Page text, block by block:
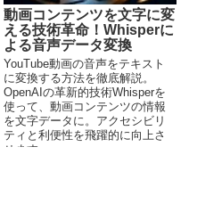
動画コンテンツを文字に変
える技術革命！Whisperに
よる音声データ変換
YouTube動画の音声をテキスト
に変換する方法を徹底解説。
OpenAIの革新的技術Whisperを
使って、動画コンテンツの情報
を文字データに。アクセシビリ
ティと利便性を飛躍的に向上さ
せます。